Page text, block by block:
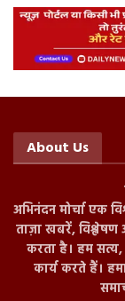
About Us
अभिनंदन मोर्चा एक
ताज़ा खबरें,
करता है। हम सत्य,
कार्य करते हैं।